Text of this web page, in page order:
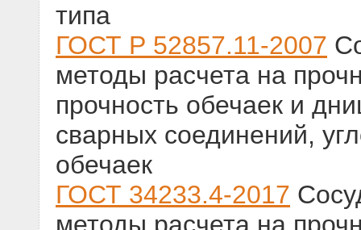
типа
ГОСТ Р 52857.11-2007
методы расчета на
прочность обечаек и
сварных соединений,
обечаек
ГОСТ 34233.4-2017